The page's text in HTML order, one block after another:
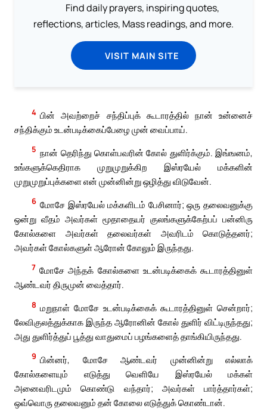
Find daily prayers, inspiring quotes,
reflections, articles, Mass readings, and more.
VISIT MAIN SITE
4 பின் அவற்றைச் சந்திப்புக் கூடாரத்தில் நான் உன்னைச்
சந்திக்கும் உடன்படிக்கைப்பேழை முன் வைப்பாய்.
5 நான் தெரிந்து கொள்பவரின் கோல் துளிர்க்கும். இங்ஙனம்,
உங்களுக்கெதிராக முறுமுறுக்கிற இஸ்ரயேல் மக்களின்
முறுமுறுப்புக்களை என் முன்னின்று ஒழித்து விடுவேன்.
6 மோசே இஸ்ரயேல் மக்களிடம் பேசினார்; ஒரு தலைவனுக்கு
ஒன்று வீதம் அவர்கள் மூதாதையர் குலங்களுக்கேற்பப் பன்னிரு
கோல்களை அவர்கள் தலைவர்கள் அவரிடம் கொடுத்தனர்;
அவர்கள் கோல்களுள் ஆரோன் கோலும் இருந்தது.
7 மோசே அந்தக் கோல்களை உடன்படிக்கைக் கூடாரத்தினுள்
ஆண்டவர் திருமுன் வைத்தார்.
8 மறுநாள் மோசே உடன்படிக்கைக் கூடாரத்தினுள் சென்றார்;
லேவிகுலத்துக்காக இருந்த ஆரோனின் கோல் துளிர் விட்டிருந்தது;
அது துளிர்த்துப் பூத்து வாதுமைப் பழங்களைத் தாங்கியிருந்தது.
9 பின்னர், மோசே ஆண்டவர் முன்னின்று எல்லாக்
கோல்களையும் எடுத்து வெளியே இஸ்ரயேல் மக்கள்
அனைவரிடமும் கொண்டு வந்தார்; அவர்கள் பார்த்தார்கள்;
ஒவ்வொரு தலைவனும் தன் கோலை எடுத்துக் கொண்டான்.